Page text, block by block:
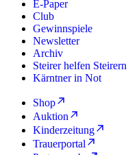
E-Paper
Club
Gewinnspiele
Newsletter
Archiv
Steirer helfen Steirern
Kärntner in Not
Shop
Auktion
Kinderzeitung
Trauerportal